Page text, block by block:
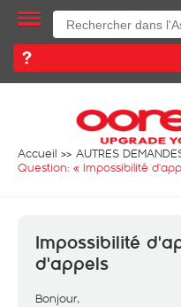
Accueil
AUTRES
Question: « Impossibilité
Impossibilité
d'appels
Bonjour,